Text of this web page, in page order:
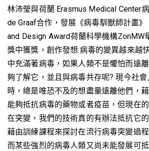
林沛瑩與荷蘭 Erasmus Medical Center
de Graaf合作，發展《病毒馴獸師計畫
and Design Award荷蘭科學機構ZonMW
獎中獲獎，創作發想:病毒的變異越來越
中充滿著病毒，如果人類不是懼怕而遠
夠了解它，並且與病毒共存呢? 現今社
時，總是唯恐不及的想盡量遠離他們，
能夠抵抗病毒的藥物或者疫苗，但現在
在突變，我們的技術真的有辦法抵抗它
藉由訓練課程來探討在流行病毒突變過
而某些強烈的病毒人類又尚未能發展可